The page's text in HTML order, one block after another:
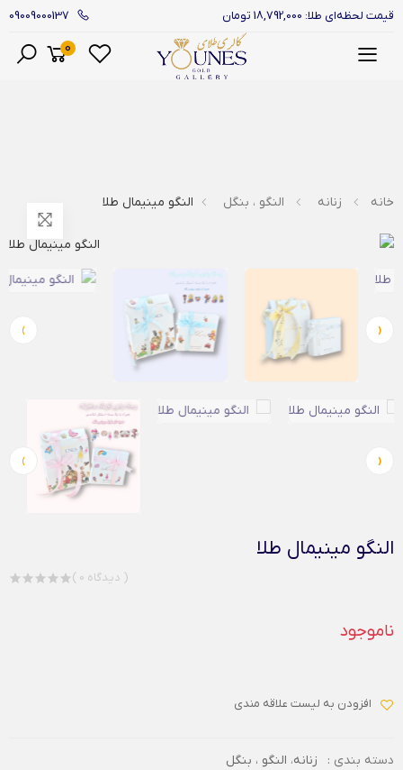
قیمت لحظه‌ای طلا: 18,792,000 تومان 09009000137
0
خانه زنانه النگو ، بنگل النگو مینیمال طلا
‹
›
‹
›
النگو مینیمال طلا
( 0 دیدگاه )
ناموجود
افزودن به لیست علاقه مندی
دسته بندی : زنانه، النگو ، بنگل